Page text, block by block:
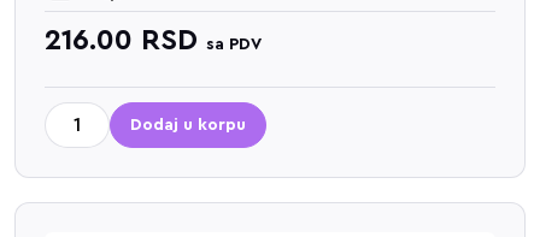
216.00 RSD sa PDV
Dodaj u korpu